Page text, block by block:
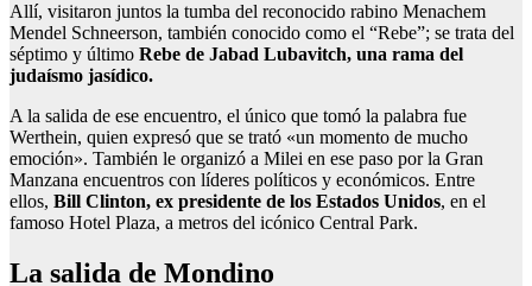
Allí, visitaron juntos la tumba del reconocido rabino Menachem
Mendel Schneerson, también conocido como el “Rebe”; se trata del
séptimo y último Rebe de Jabad Lubavitch, una rama del
judaísmo jasídico.
A la salida de ese encuentro, el único que tomó la palabra fue
Werthein, quien expresó que se trató «un momento de mucho
emoción». También le organizó a Milei en ese paso por la Gran
Manzana encuentros con líderes políticos y económicos. Entre
ellos, Bill Clinton, ex presidente de los Estados Unidos, en el
famoso Hotel Plaza, a metros del icónico Central Park.
La salida de Mondino